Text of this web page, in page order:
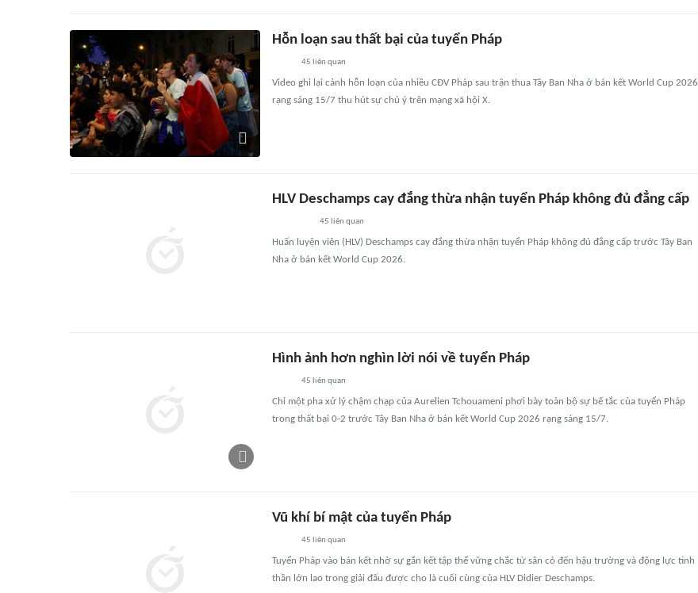
Hỗn loạn sau thất bại của tuyển Pháp
45 liên quan
Video ghi lại cảnh hỗn loạn của nhiều CĐV Pháp sau trận thua Tây Ban Nha ở bán kết World Cup 2026
rạng sáng 15/7 thu hút sự chú ý trên mạng xã hội X.
HLV Deschamps cay đắng thừa nhận tuyển Pháp không đủ đẳng cấp
45 liên quan
Huấn luyện viên (HLV) Deschamps cay đắng thừa nhận tuyển Pháp không đủ đẳng cấp trước Tây Ban
Nha ở bán kết World Cup 2026.
Hình ảnh hơn nghìn lời nói về tuyển Pháp
45 liên quan
Chỉ một pha xử lý chậm chạp của Aurelien Tchouameni phơi bày toàn bộ sự bế tắc của tuyển Pháp
trong thất bại 0-2 trước Tây Ban Nha ở bán kết World Cup 2026 rạng sáng 15/7.
Vũ khí bí mật của tuyển Pháp
45 liên quan
Tuyển Pháp vào bán kết nhờ sự gắn kết tập thể vững chắc từ sân cỏ đến hậu trường và động lực tinh
thần lớn lao trong giải đấu được cho là cuối cùng của HLV Didier Deschamps.